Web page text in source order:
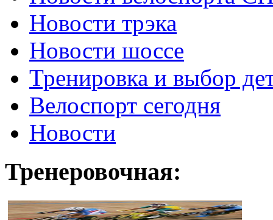
Новости трэка
Новости шоссе
Тренировка и выбор
Велоспорт сегодня
Новости
Тренеровочная: